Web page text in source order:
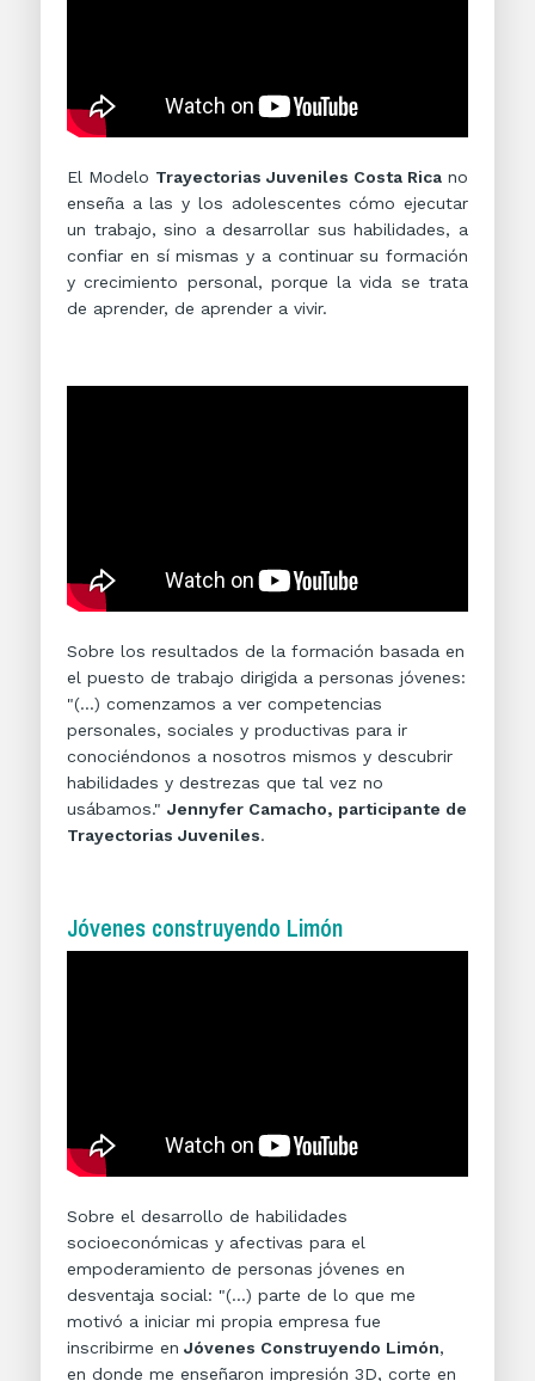
El Modelo Trayectorias Juveniles Costa Rica no
enseña a las y los adolescentes cómo ejecutar
un trabajo, sino a desarrollar sus habilidades, a
confiar en sí mismas y a continuar su formación
y crecimiento personal, porque la vida se trata
de aprender, de aprender a vivir.
Sobre los resultados de la formación basada en
el puesto de trabajo dirigida a personas jóvenes:
"(...) comenzamos a ver competencias
personales, sociales y productivas para ir
conociéndonos a nosotros mismos y descubrir
habilidades y destrezas que tal vez no
usábamos." Jennyfer Camacho, participante de
Trayectorias Juveniles.
Jóvenes construyendo Limón
Sobre el desarrollo de habilidades
socioeconómicas y afectivas para el
empoderamiento de personas jóvenes en
desventaja social: "(...) parte de lo que me
motivó a iniciar mi propia empresa fue
inscribirme en Jóvenes Construyendo Limón,
en donde me enseñaron impresión 3D, corte en